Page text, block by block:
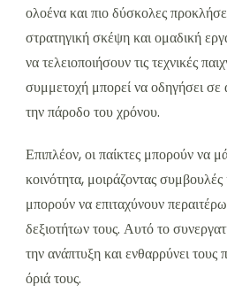
ολοένα και πιο δύσκολες
στρατηγική σκέψη και ομαδική
να τελειοποιήσουν τις τεχνικές
συμμετοχή μπορεί να οδηγήσει σε
την πάροδο του χρόνου.
Επιπλέον, οι παίκτες μπορούν να
κοινότητα, μοιράζοντας
μπορούν να επιταχύνουν
δεξιοτήτων τους. Αυτό το
την ανάπτυξη και ενθαρρύνει τους
όριά τους.